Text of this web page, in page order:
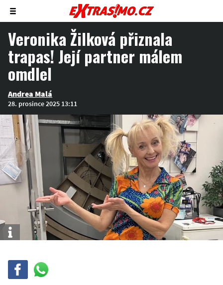
Zobrazit/skrýt
menu
Veronika Žilková přiznala
trapas! Její partner málem
omdlel
Andrea Malá
28. prosince 2025 13:11
Info
Sdílej